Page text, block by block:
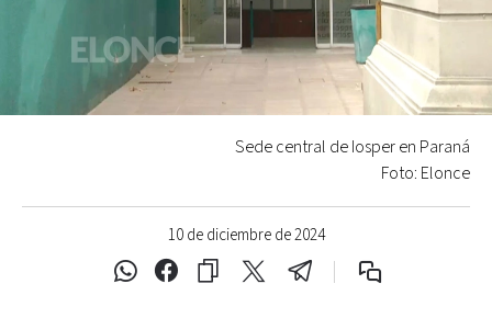
10 de diciembre de 2024
Sede central de Iosper en Paraná
Foto: Elonce